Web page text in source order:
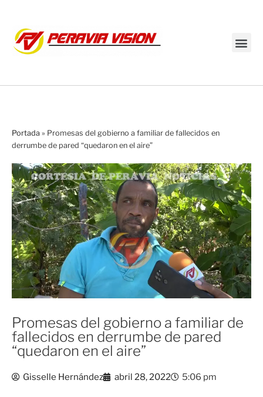
Portada » Promesas del gobierno a familiar de fallecidos en
derrumbe de pared “quedaron en el aire”
Promesas del gobierno a familiar de
fallecidos en derrumbe de pared
“quedaron en el aire”
Gisselle Hernández abril 28, 2022 5:06 pm